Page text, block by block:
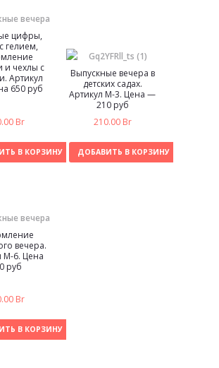
цифры,
гелием,
и чехлы с
Артикул
650 руб
Br
В КОРЗИНУ
Выпускные вечера в
детских садах.
Артикул М-3. Цена —
210 руб
210.00 Br
ДОБАВИТЬ В КОРЗИНУ
вечера.
М-6. Цена
руб
Br
В КОРЗИНУ